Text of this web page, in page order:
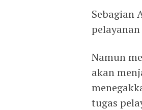
Sebagian
Namun
akan
tugas